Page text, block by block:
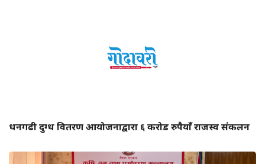
धनगढी दुग्ध वितरण आयोजनाद्वारा ६ करोड रुपैयाँ राजस्व संकलन